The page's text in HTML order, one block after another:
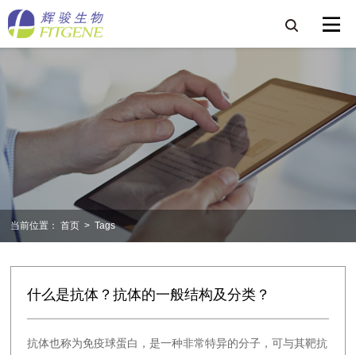
当前位置： 首页 > Tags
什么是抗体？抗体的一般结构及分类？
抗体也称为免疫球蛋白，是一种非常特异的分子，可与其靶抗